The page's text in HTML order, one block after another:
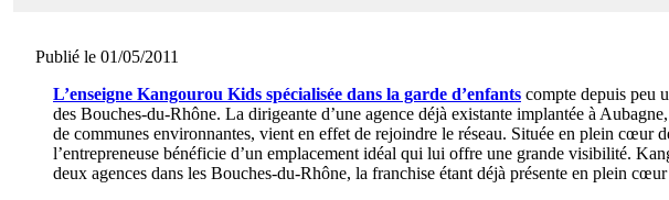
Publié le 01/05/2011
L’enseigne Kangourou Kids spécialisée dans la garde d’enfants compte depuis peu
des Bouches-du-Rhône. La dirigeante d’une agence déjà existante implantée à
de communes environnantes, vient en effet de rejoindre le réseau. Située en plein cœur
l’entrepreneuse bénéficie d’un emplacement idéal qui lui offre une grande visibilité.
deux agences dans les Bouches-du-Rhône, la franchise étant déjà présente en plein